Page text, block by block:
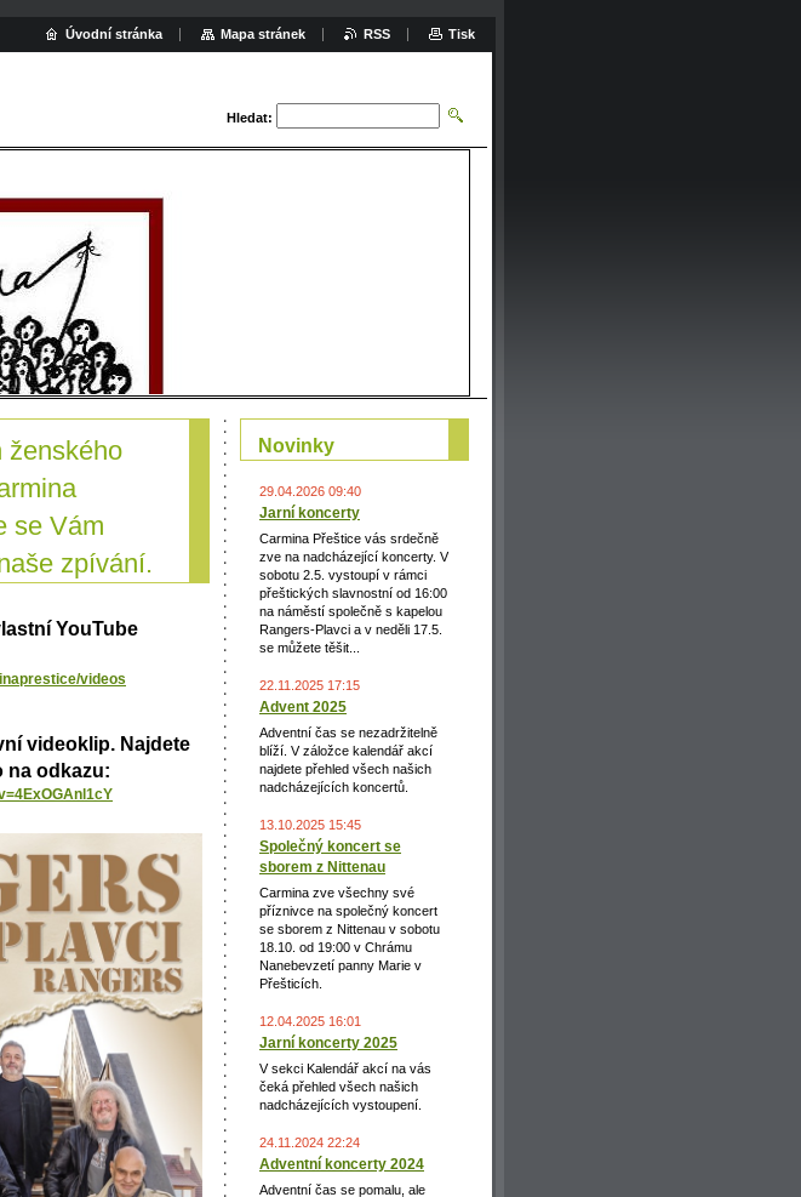
Hledat:
ženského
se Vám
zpívání.
YouTube
videos
videoklip. Najdete
na odkazu:
Novinky
29.04.2026 09:40
Jarní koncerty
Carmina Přeštice vás srdečně
zve na nadcházející koncerty. V
sobotu 2.5. vystoupí v rámci
přeštických slavnostní od 16:00
na náměstí společně s kapelou
Rangers-Plavci a v neděli 17.5.
se můžete těšit...
22.11.2025 17:15
Advent 2025
Adventní čas se nezadržitelně
blíží. V záložce kalendář akcí
najdete přehled všech našich
nadcházejících koncertů.
13.10.2025 15:45
Společný koncert se
sborem z Nittenau
Carmina zve všechny své
příznivce na společný koncert
se sborem z Nittenau v sobotu
18.10. od 19:00 v Chrámu
Nanebevzetí panny Marie v
Přešticích.
12.04.2025 16:01
Jarní koncerty 2025
V sekci Kalendář akcí na vás
čeká přehled všech našich
nadcházejících vystoupení.
24.11.2024 22:24
Adventní koncerty 2024
Adventní čas se pomalu, ale
Úvodní stránka Mapa stránek RSS Tisk